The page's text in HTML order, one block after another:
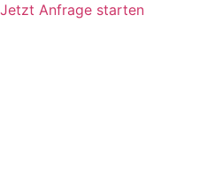
Jetzt Anfrage starten